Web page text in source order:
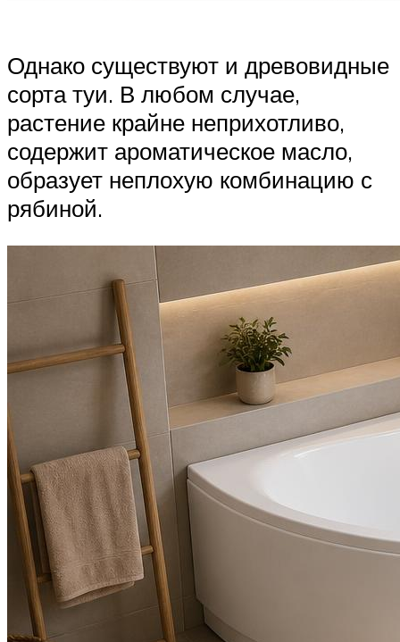
Однако существуют и древовидные
сорта туи. В любом случае,
растение крайне неприхотливо,
содержит ароматическое масло,
образует неплохую комбинацию с
рябиной.